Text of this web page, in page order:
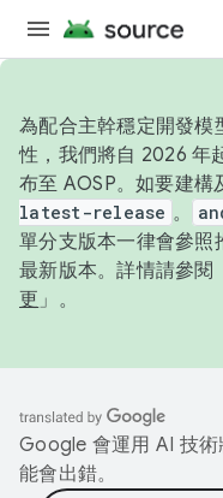
為配合主幹穩定開發模
性，我們將自 2026 年
布至 AOSP。如要建構
latest-release 。
單分支版本一律會參
最新版本。詳情請參閱
更 」。
Google 會運用 AI 技
能會出錯。